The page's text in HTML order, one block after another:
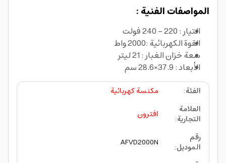
المواصفات الفنية :
التيار : 220 - 240 فولت
القوة الكهربائية :2000 واط
سعة خزان الغبار : 21 ليتر
الأبعاد : 37.9×28.6 سم
الفئة:
مكنسة كهربائية
العلامة
التجارية:
افترون
رقم
الموديل:
AFVD2000N